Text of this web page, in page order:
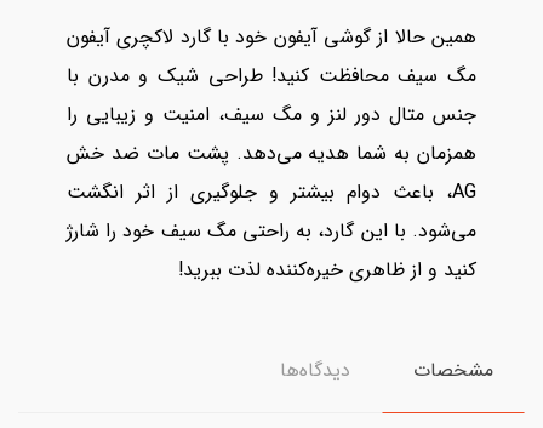
همین حالا از گوشی آیفون خود با گارد لاکچری آیفون
مگ سیف محافظت کنید! طراحی شیک و مدرن با
جنس متال دور لنز و مگ سیف، امنیت و زیبایی را
همزمان به شما هدیه می‌دهد. پشت مات ضد خش
AG، باعث دوام بیشتر و جلوگیری از اثر انگشت
می‌شود. با این گارد، به راحتی مگ سیف خود را شارژ
کنید و از ظاهری خیره‌کننده لذت ببرید!
مشخصات دیدگاه‌ها